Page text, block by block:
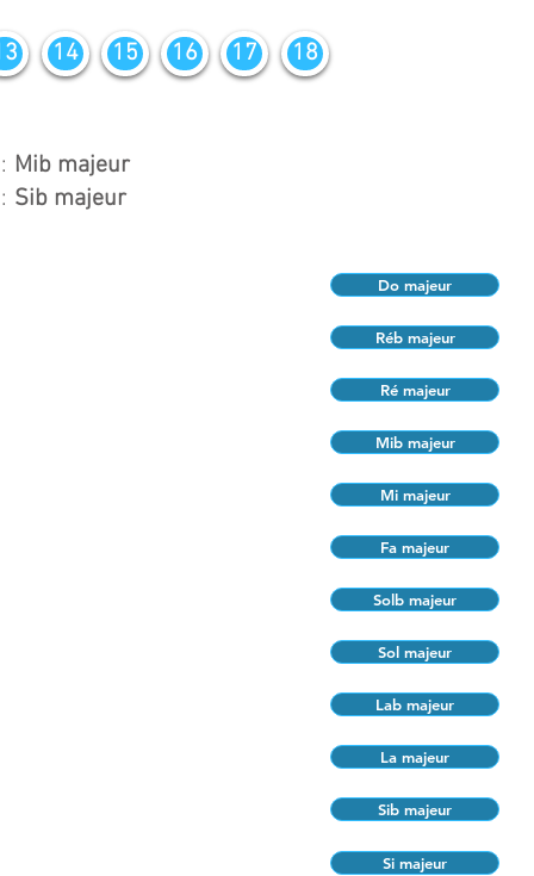
Mib majeur
Sib majeur
14 15 16 17 18
Do majeur
Réb majeur
Ré majeur
Mib majeur
Mi majeur
Fa majeur
Solb majeur
Sol majeur
Lab majeur
La majeur
Sib majeur
Si majeur